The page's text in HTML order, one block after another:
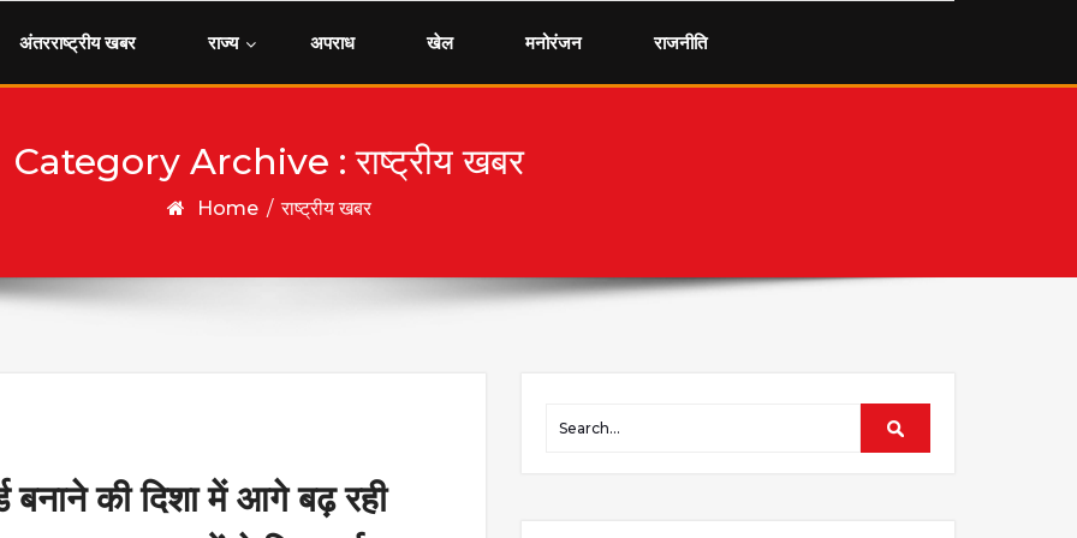
अंतरराष्ट्रीय खबर राज्य अपराध खेल मनोरंजन राजनीति
Category Archive : राष्ट्रीय खबर
Home / राष्ट्रीय खबर
की दिशा में आगे बढ़ रही